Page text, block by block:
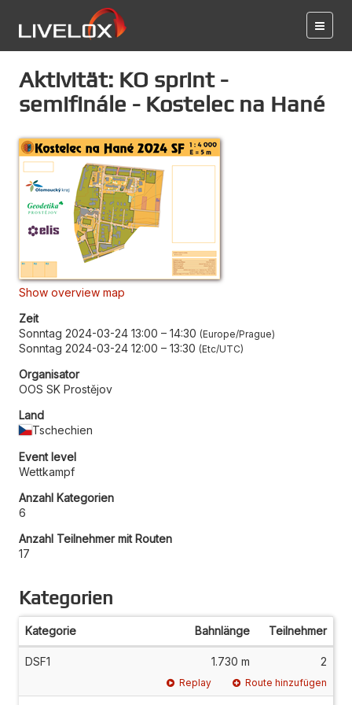
Aktivität: KO sprint -
semifinále - Kostelec na Hané
Show overview map
Zeit
Sonntag 2024-03-24 13:00 – 14:30 Europe/Prague
Sonntag 2024-03-24 12:00 – 13:30 Etc/UTC
Organisator
OOS SK Prostějov
Land
Tschechien
Event level
Wettkampf
Anzahl Kategorien
6
Anzahl Teilnehmer mit Routen
17
Kategorien
Kategorie Bahnlänge Teilnehmer
DSF1 1.730 m 2
Replay Route hinzufügen